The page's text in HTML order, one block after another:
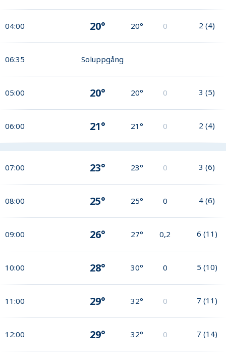
04:00 20° 20° 0 2 (4)
06:35 Soluppgång
05:00 20° 20° 0 3 (5)
06:00 21° 21° 0 2 (4)
07:00 23° 23° 0 3 (6)
08:00 25° 25° 0 4 (6)
09:00 26° 27° 0,2 6 (11)
10:00 28° 30° 0 5 (10)
11:00 29° 32° 0 7 (11)
12:00 29° 32° 0 7 (14)